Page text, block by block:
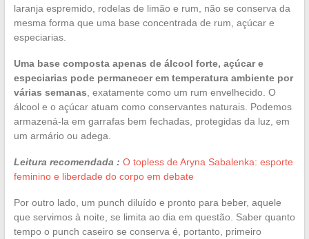
laranja espremido, rodelas de limão e rum, não se conserva da
mesma forma que uma base concentrada de rum, açúcar e
especiarias.
Uma base composta apenas de álcool forte, açúcar e
especiarias pode permanecer em temperatura ambiente por
várias semanas , exatamente como um rum envelhecido. O
álcool e o açúcar atuam como conservantes naturais. Podemos
armazená-la em garrafas bem fechadas, protegidas da luz, em
um armário ou adega.
Leitura recomendada : O topless de Aryna Sabalenka: esporte
feminino e liberdade do corpo em debate
Por outro lado, um punch diluído e pronto para beber, aquele
que servimos à noite, se limita ao dia em questão. Saber quanto
tempo o punch caseiro se conserva é, portanto, primeiro